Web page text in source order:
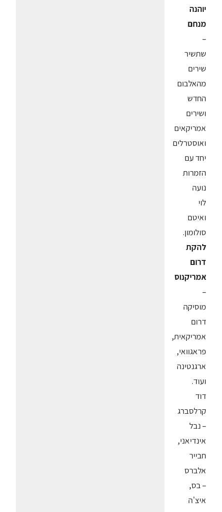
יוהנה
מנחם
–
שתשיר
שירים
מהאלבום
החדש
ושירים
אמריקאים
ואוסטרלים
יחד עם
הזמרות
נועה
לוי
ואיטם
סולומון.
להקת
דרום
אמריקנוס
–
מוסיקה
דרום
אמריקאית,
פראגוואי,
ארגנטינה
ועוד.
דוד
קרלסברג
– נבל
אינדיאני,
חבייר
אלברס
– בס,
איצ'ה